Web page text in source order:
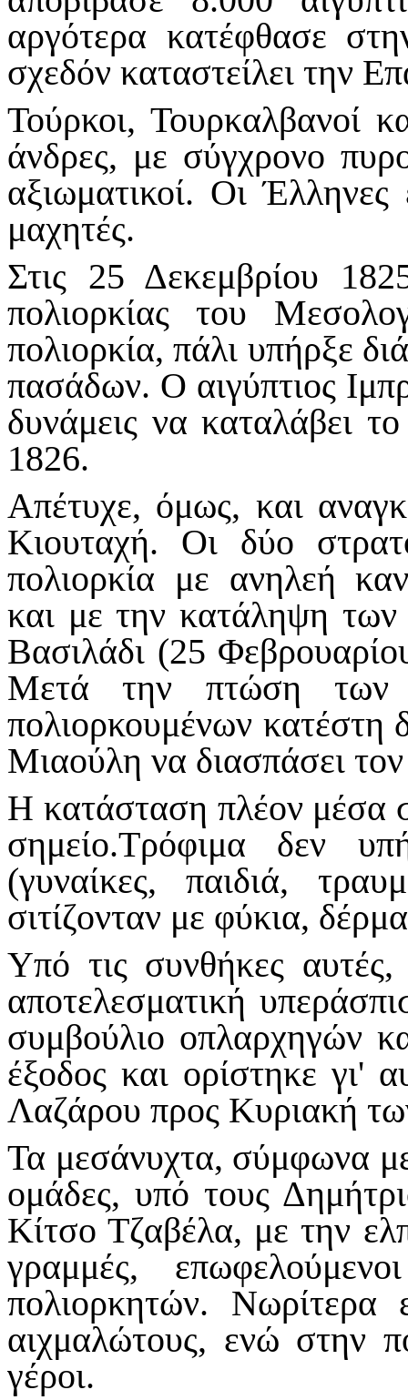
αργότερα κατέφθασε
σχεδόν καταστείλει την
Τούρκοι, Τουρκαλβανοί
άνδρες, με σύγχρονο
αξιωματικοί. Οι
μαχητές.
Στις 25 Δεκεμβρίου
πολιορκίας του
πολιορκία, πάλι υπήρξε
πασάδων. Ο αιγύπτιος
δυνάμεις να καταλάβει
1826.
Απέτυχε, όμως, και
Κιουταχή. Οι δύο
πολιορκία με ανηλεή
και με την κατάληψη των
Βασιλάδι (25
Μετά την πτώση
πολιορκουμένων κατέστη
Μιαούλη να διασπάσει
Η κατάσταση πλέον μέσα
σημείο.Τρόφιμα δεν
(γυναίκες, παιδιά,
σιτίζονταν με φύκια,
Υπό τις συνθήκες
αποτελεσματική
συμβούλιο οπλαρχηγών
έξοδος και ορίστηκε γι'
Λαζάρου προς Κυριακή
Τα μεσάνυχτα, σύμφωνα
ομάδες, υπό τους
Κίτσο Τζαβέλα, με την
γραμμές,
πολιορκητών. Νωρίτερα
αιχμαλώτους, ενώ στην
γέροι.